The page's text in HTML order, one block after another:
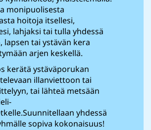
monipuolisesta
hoitoja itsellesi,
lahjaksi tai tulla yhdessä
lapsen tai ystävän kera
arjen keskellä.
kerätä ystäväporukan
illanviettoon tai
tai lähteä metsään
yhdessä
sopiva kokonaisuus!